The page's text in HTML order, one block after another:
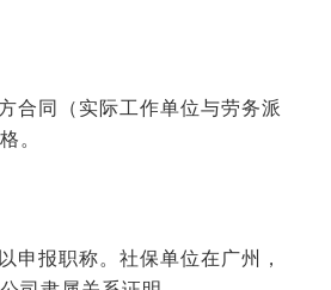
合同（实际工作单位与劳务派
。
申报职称。社保单位在广州，